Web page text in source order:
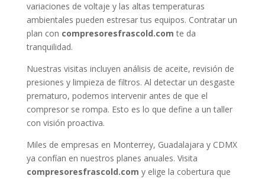
variaciones de voltaje y las altas temperaturas
ambientales pueden estresar tus equipos. Contratar un
plan con compresoresfrascold.com te da
tranquilidad.
Nuestras visitas incluyen análisis de aceite, revisión de
presiones y limpieza de filtros. Al detectar un desgaste
prematuro, podemos intervenir antes de que el
compresor se rompa. Esto es lo que define a un taller
con visión proactiva.
Miles de empresas en Monterrey, Guadalajara y CDMX
ya confían en nuestros planes anuales. Visita
compresoresfrascold.com y elige la cobertura que